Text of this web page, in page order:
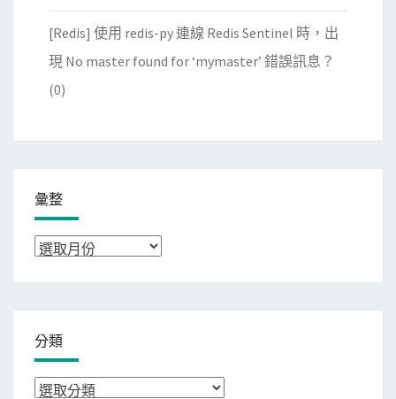
[Redis] 使用 redis-py 連線 Redis Sentinel 時，出
現 No master found for ‘mymaster’ 錯誤訊息？
(0)
彙整
彙
分類
分